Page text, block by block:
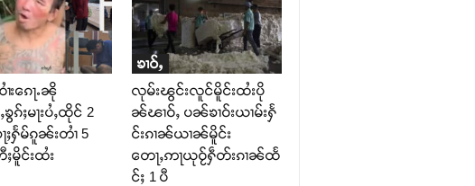
းၵေႃႉၼို
ၵ်ႈမႃးပႆႇထိုင် 2
ႁႅမ်ၵူၼ်းတၢႆ 5
ႈမိူင်းထႆး
ၶၢဝ်ႇ
လုမ်းၽွင်းလူင်မိူင်းထႆးပို
ၼ်ၽၢဝ်ႇ ပၼ်ၶၢဝ်းယၢမ်းႁႅ
င်းၵၢၼ်ယၢၼ်မိူင်း
တေႃႇဢႃယုဝႂ်ႁဵတ်းၵၢၼ်ထႅ
င်ႈ 1 ပီ